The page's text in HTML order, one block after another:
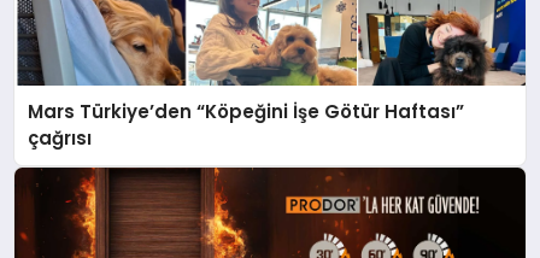
Mars Türkiye’den “Köpeğini İşe Götür Haftası”
çağrısı